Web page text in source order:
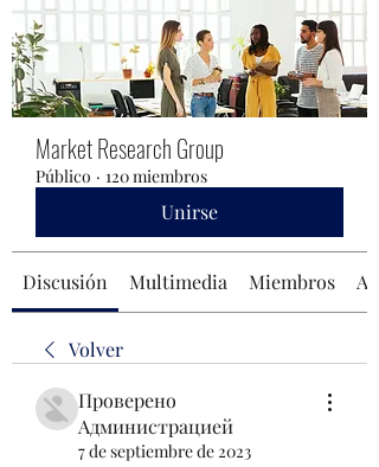
Market Research Group
Público · 120 miembros
Unirse
Discusión Multimedia Miembros
Volver
Проверено
Администрацией
7 de septiembre de 2023